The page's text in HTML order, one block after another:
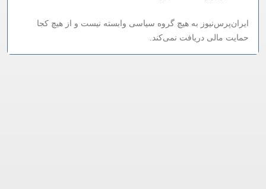
ایران‌پرس‌نیوز به هیچ گروه سیاسی وابسته نیست و از هیچ کجا
حمایت مالی دریافت نمی‌کند.